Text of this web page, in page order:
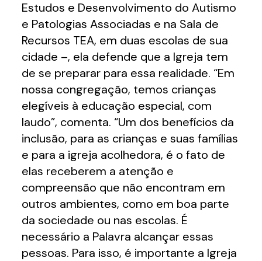
Estudos e Desenvolvimento do Autismo
e Patologias Associadas e na Sala de
Recursos TEA, em duas escolas de sua
cidade –, ela defende que a Igreja tem
de se preparar para essa realidade. “Em
nossa congregação, temos crianças
elegíveis à educação especial, com
laudo”, comenta. “Um dos benefícios da
inclusão, para as crianças e suas famílias
e para a igreja acolhedora, é o fato de
elas receberem a atenção e
compreensão que não encontram em
outros ambientes, como em boa parte
da sociedade ou nas escolas. É
necessário a Palavra alcançar essas
pessoas. Para isso, é importante a Igreja